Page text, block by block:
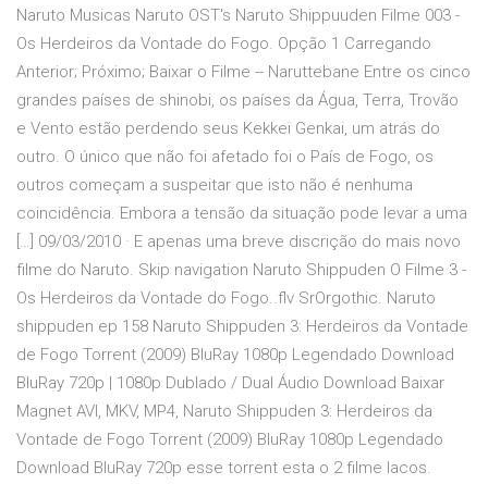
Naruto Musicas Naruto OST's Naruto Shippuuden Filme 003 -
Os Herdeiros da Vontade do Fogo. Opção 1 Carregando
Anterior; Próximo; Baixar o Filme -- Naruttebane Entre os cinco
grandes países de shinobi, os países da Água, Terra, Trovão
e Vento estão perdendo seus Kekkei Genkai, um atrás do
outro. O único que não foi afetado foi o País de Fogo, os
outros começam a suspeitar que isto não é nenhuma
coincidência. Embora a tensão da situação pode levar a uma
[…] 09/03/2010 · E apenas uma breve discrição do mais novo
filme do Naruto. Skip navigation Naruto Shippuden O Filme 3 -
Os Herdeiros da Vontade do Fogo..flv SrOrgothic. Naruto
shippuden ep 158 Naruto Shippuden 3: Herdeiros da Vontade
de Fogo Torrent (2009) BluRay 1080p Legendado Download
BluRay 720p | 1080p Dublado / Dual Áudio Download Baixar
Magnet AVI, MKV, MP4, Naruto Shippuden 3: Herdeiros da
Vontade de Fogo Torrent (2009) BluRay 1080p Legendado
Download BluRay 720p esse torrent esta o 2 filme lacos.